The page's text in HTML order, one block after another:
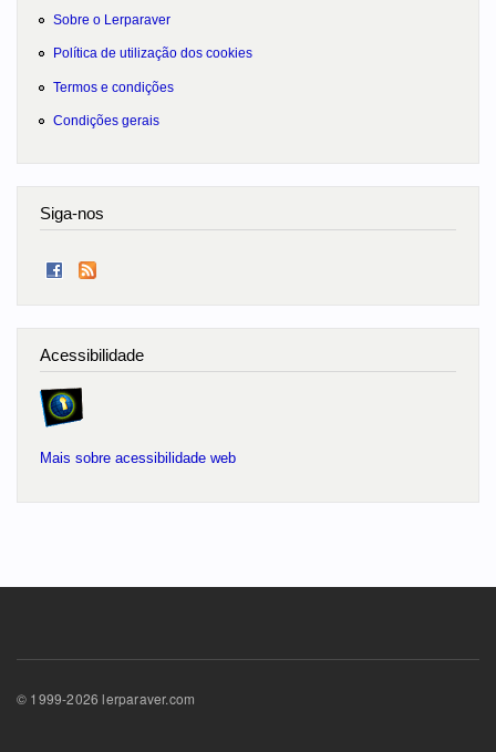
Sobre o Lerparaver
Política de utilização dos cookies
Termos e condições
Condições gerais
Siga-nos
Acessibilidade
Mais sobre acessibilidade web
© 1999-2026 lerparaver.com